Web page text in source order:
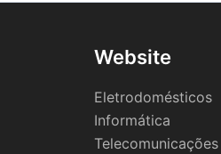
Website
Eletrodomésticos
Informática
Telecomunicações